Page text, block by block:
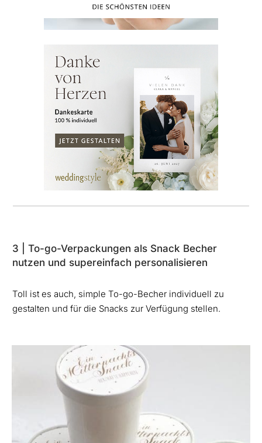
3 | To-go-Verpackungen als Snack Becher
nutzen und supereinfach personalisieren
Toll ist es auch, simple To-go-Becher individuell zu
gestalten und für die Snacks zur Verfügung stellen.